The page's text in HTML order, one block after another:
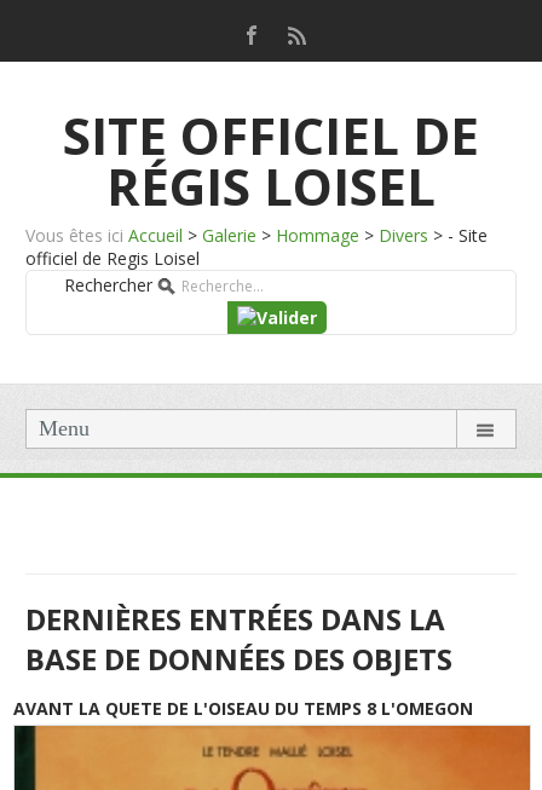
SITE OFFICIEL DE
RÉGIS LOISEL
Vous êtes ici Accueil > Galerie > Hommage > Divers > - Site
officiel de Regis Loisel
Rechercher
Menu
DERNIÈRES ENTRÉES DANS LA
BASE DE DONNÉES DES OBJETS
AVANT LA QUETE DE L'OISEAU DU TEMPS 8 L'OMEGON